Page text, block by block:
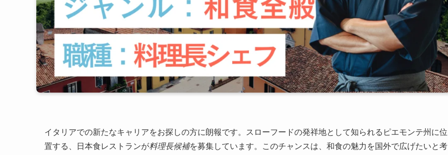
イタリアでの新たなキャリアをお探しの方に朗報です。スローフードの発祥地として知られるピエモンテ州に位
置する、日本食レストランが料理長候補を募集しています。このチャンスは、和食の魅力を国外で広げたいと考